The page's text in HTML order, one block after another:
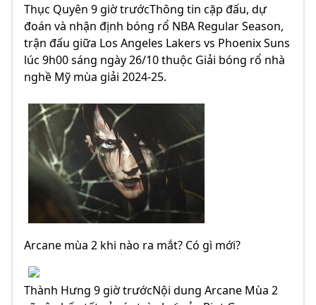
Thục Quyên 9 giờ trướcThông tin cặp đấu, dự
đoán và nhận định bóng rổ NBA Regular Season,
trận đấu giữa Los Angeles Lakers vs Phoenix Suns
lúc 9h00 sáng ngày 26/10 thuộc Giải bóng rổ nhà
nghề Mỹ mùa giải 2024-25.
Arcane mùa 2 khi nào ra mắt? Có gì mới?
Thành Hưng 9 giờ trướcNội dung Arcane Mùa 2